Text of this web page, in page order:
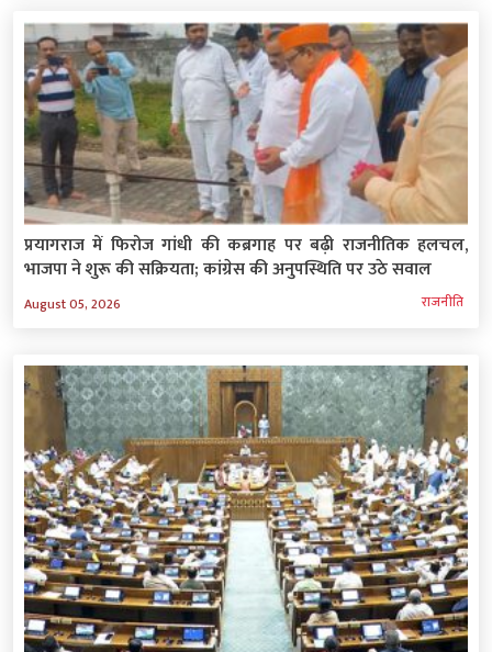
प्रयागराज में फिरोज गांधी की कब्रगाह पर बढ़ी राजनीतिक हलचल,
भाजपा ने शुरू की सक्रियता; कांग्रेस की अनुपस्थिति पर उठे सवाल
August 05, 2026 राजनीति